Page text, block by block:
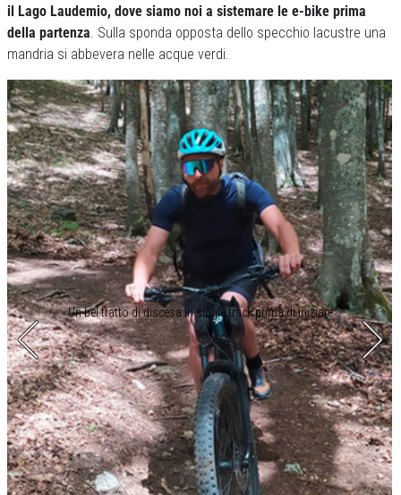
il Lago Laudemio, dove siamo noi a sistemare le e-bike prima
della partenza. Sulla sponda opposta dello specchio lacustre una
mandria si abbevera nelle acque verdi.
Un bel tratto di discesa in single track prima di iniziare